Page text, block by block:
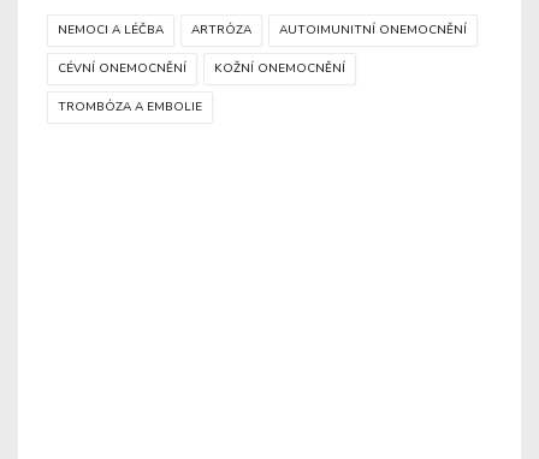
NEMOCI A LÉČBA ARTRÓZA AUTOIMUNITNÍ ONEMOCNĚNÍ
CÉVNÍ ONEMOCNĚNÍ KOŽNÍ ONEMOCNĚNÍ
TROMBÓZA A EMBOLIE